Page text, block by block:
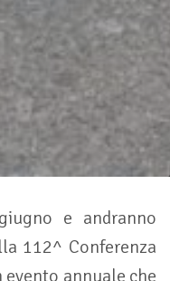
e andranno
112^ Conferenza
annuale che